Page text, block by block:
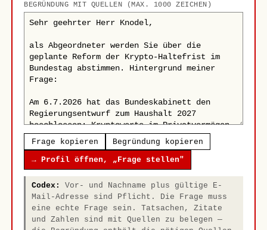
BEGRÜNDUNG MIT QUELLEN (MAX. 1000 ZEICHEN)
Frage kopieren Begründung kopieren
→ Profil öffnen, „Frage stellen"
Codex:
Vor- und Nachname plus gültige E-
Mail-Adresse sind Pflicht. Die Frage muss
eine echte Frage sein. Tatsachen, Zitate
und Zahlen sind mit Quellen zu belegen —